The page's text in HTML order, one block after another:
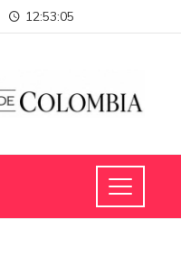
12:53:06